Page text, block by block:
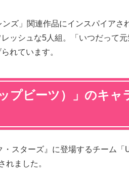
ズ」関連作品にインスパイアさ
ッシュな5人組。「いつだって
れています。
プビーツ）」のキャ
・スターズ』に登場するチーム「
れました。